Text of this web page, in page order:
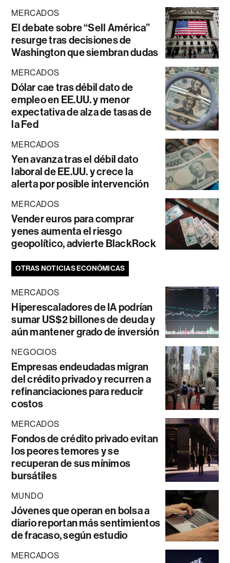
MERCADOS
El debate sobre “Sell América”
resurge tras decisiones de
Washington que siembran dudas
MERCADOS
Dólar cae tras débil dato de
empleo en EE.UU. y menor
expectativa de alza de tasas de
la Fed
MERCADOS
Yen avanza tras el débil dato
laboral de EE.UU. y crece la
alerta por posible intervención
MERCADOS
Vender euros para comprar
yenes aumenta el riesgo
geopolítico, advierte BlackRock
OTRAS NOTICIAS ECONÓMICAS
MERCADOS
Hiperescaladores de IA podrían
sumar US$2 billones de deuda y
aún mantener grado de inversión
NEGOCIOS
Empresas endeudadas migran
del crédito privado y recurren a
refinanciaciones para reducir
costos
MERCADOS
Fondos de crédito privado evitan
los peores temores y se
recuperan de sus mínimos
bursátiles
MUNDO
Jóvenes que operan en bolsa a
diario reportan más sentimientos
de fracaso, según estudio
MERCADOS